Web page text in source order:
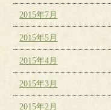
2015年7月
2015年5月
2015年4月
2015年3月
2015年2月